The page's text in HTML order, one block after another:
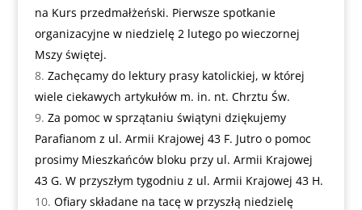
na Kurs przedmałżeński. Pierwsze spotkanie
organizacyjne w niedzielę 2 lutego po wieczornej
Mszy świętej.
Zachęcamy do lektury prasy katolickiej, w której
wiele ciekawych artykułów m. in. nt. Chrztu Św.
Za pomoc w sprzątaniu świątyni dziękujemy
Parafianom z ul. Armii Krajowej 43 F. Jutro o pomoc
prosimy Mieszkańców bloku przy ul. Armii Krajowej
43 G. W przyszłym tygodniu z ul. Armii Krajowej 43 H.
Ofiary składane na tacę w przyszłą niedzielę